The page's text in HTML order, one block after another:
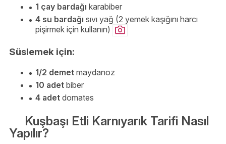
1 çay bardağı karabiber
4 su bardağı sıvı yağ (2 yemek kaşığını harcı
pişirmek için kullanın)
Süslemek için:
1/2 demet maydanoz
10 adet biber
4 adet domates
Kuşbaşı Etli Karnıyarık Tarifi Nasıl
Yapılır?